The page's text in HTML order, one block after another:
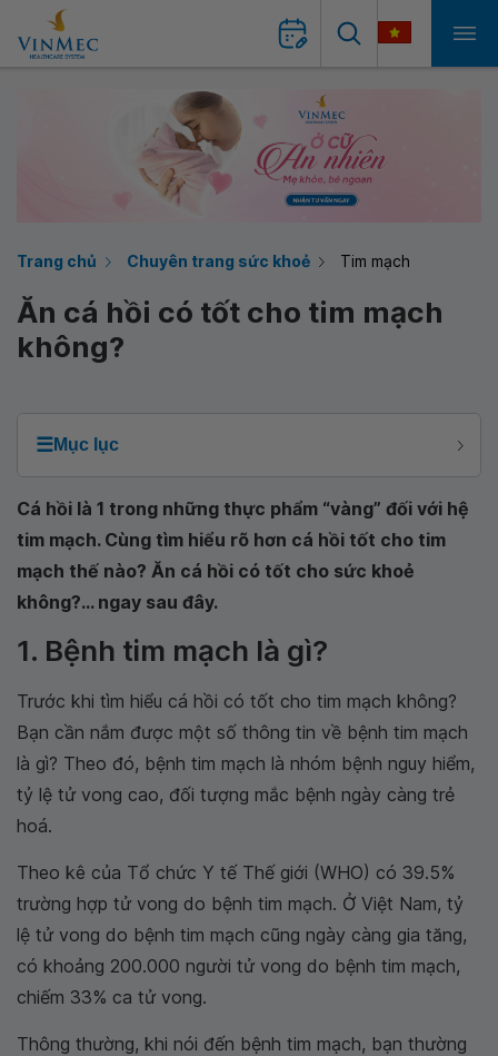
Trang chủ Chuyên trang sức khoẻ Tim mạch
Ăn cá hồi có tốt cho tim mạch
không?
☰Mục lục
Cá hồi là 1 trong những thực phẩm “vàng” đối với hệ
tim mạch. Cùng tìm hiểu rõ hơn cá hồi tốt cho tim
mạch thế nào? Ăn cá hồi có tốt cho sức khoẻ
không?... ngay sau đây.
1. Bệnh tim mạch là gì?
Trước khi tìm hiểu cá hồi có tốt cho tim mạch không?
Bạn cần nắm được một số thông tin về bệnh tim mạch
là gì? Theo đó, bệnh tim mạch là nhóm bệnh nguy hiểm,
tỷ lệ tử vong cao, đối tượng mắc bệnh ngày càng trẻ
hoá.
Theo kê của Tổ chức Y tế Thế giới (WHO) có 39.5%
trường hợp tử vong do bệnh tim mạch. Ở Việt Nam, tỷ
lệ tử vong do bệnh tim mạch cũng ngày càng gia tăng,
có khoảng 200.000 người tử vong do bệnh tim mạch,
chiếm 33% ca tử vong.
Thông thường, khi nói đến bệnh tim mạch, bạn thường